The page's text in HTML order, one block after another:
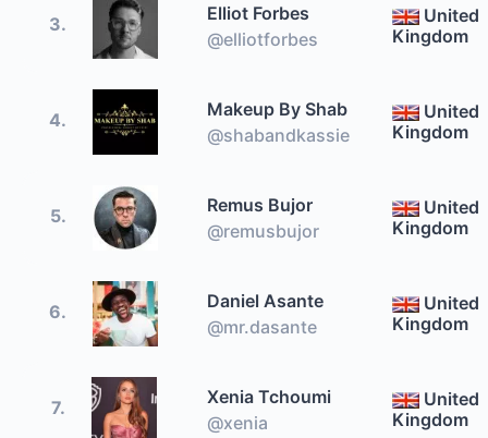
3.
Elliot Forbes
@elliotforbes
United
Kingdom
4.
Makeup By Shab
@shabandkassie
United
Kingdom
5.
Remus Bujor
@remusbujor
United
Kingdom
6.
Daniel Asante
@mr.dasante
United
Kingdom
7.
Xenia Tchoumi
@xenia
United
Kingdom